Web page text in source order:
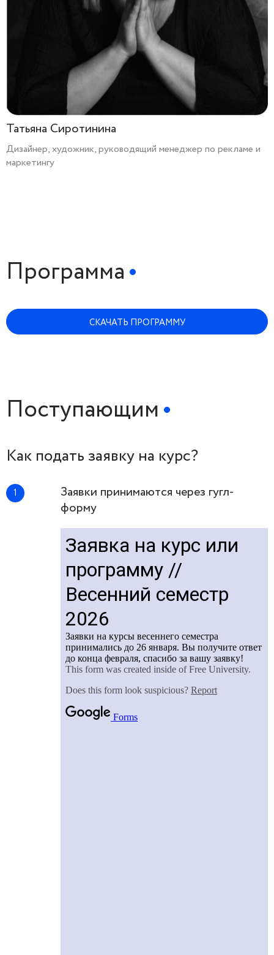
Татьяна Сиротинина
Дизайнер, художник, руководящий менеджер по рекламе и
маркетингу
Программа
СКАЧАТЬ ПРОГРАММУ
Поступающим
Как подать заявку на курс?
Заявки принимаются через гугл-
форму